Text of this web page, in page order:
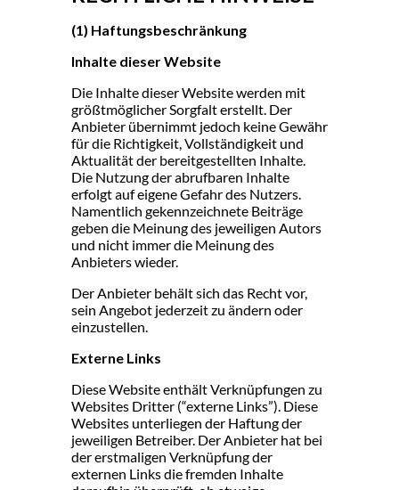
(1) Haftungsbeschränkung
Inhalte dieser Website
Die Inhalte dieser Website werden mit
größtmöglicher Sorgfalt erstellt. Der
Anbieter übernimmt jedoch keine Gewähr
für die Richtigkeit, Vollständigkeit und
Aktualität der bereitgestellten Inhalte.
Die Nutzung der abrufbaren Inhalte
erfolgt auf eigene Gefahr des Nutzers.
Namentlich gekennzeichnete Beiträge
geben die Meinung des jeweiligen Autors
und nicht immer die Meinung des
Anbieters wieder.
Der Anbieter behält sich das Recht vor,
sein Angebot jederzeit zu ändern oder
einzustellen.
Externe Links
Diese Website enthält Verknüpfungen zu
Websites Dritter (“externe Links”). Diese
Websites unterliegen der Haftung der
jeweiligen Betreiber. Der Anbieter hat bei
der erstmaligen Verknüpfung der
externen Links die fremden Inhalte